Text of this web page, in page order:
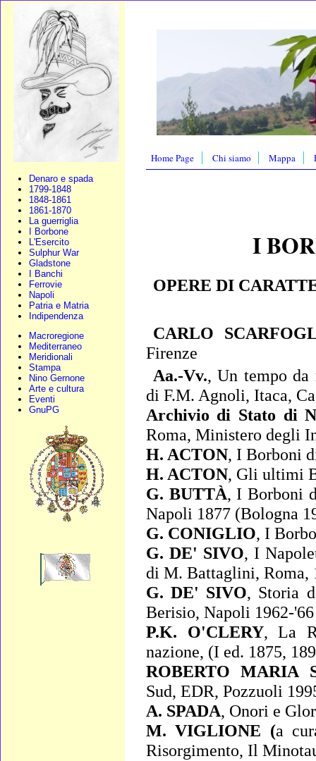
Denaro e spada
1799-1848
1848-1861
1861-1870
La guerriglia
I Borbone
L'Esercito
Sulphur War
Gladstone
I Banchi
Ferrovie
Napoli
Patria e Matria
Indipendenza
Macroregione
Mediterraneo
Meridionali
Stampa
Nino Gernone
Arte e cultura
Eventi
GnuPG
Home Page Chi siamo Mappa
I
OPERE DI
CARLO
Firenze
Aa.-Vv.,Un tempo
di F.M. Agnoli, Itaca,
Archivio di Stato di
Roma, Ministero degli
H. ACTON, I Borboni
H. ACTON, Gli ultimi
G. BUTTÀ, I Borboni
Napoli 1877 (Bologna
G. CONIGLIO, I
G. DE' SIVO, I
di M. Battaglini, Roma,
G. DE' SIVO, Storia
Berisio, Napoli 1962-'66
P.K. O'CLERY,La
nazione, (I ed. 1875,
ROBERTO MARIA
Sud, EDR, Pozzuoli
A. SPADA, Onori e
M. VIGLIONE (a
Risorgimento, Il